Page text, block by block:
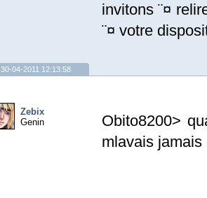
invitons ¨¤
¨¤ votre
30-04-2011 12:13:58
Zebix
Genin
Obito8200>
mlavais jamais